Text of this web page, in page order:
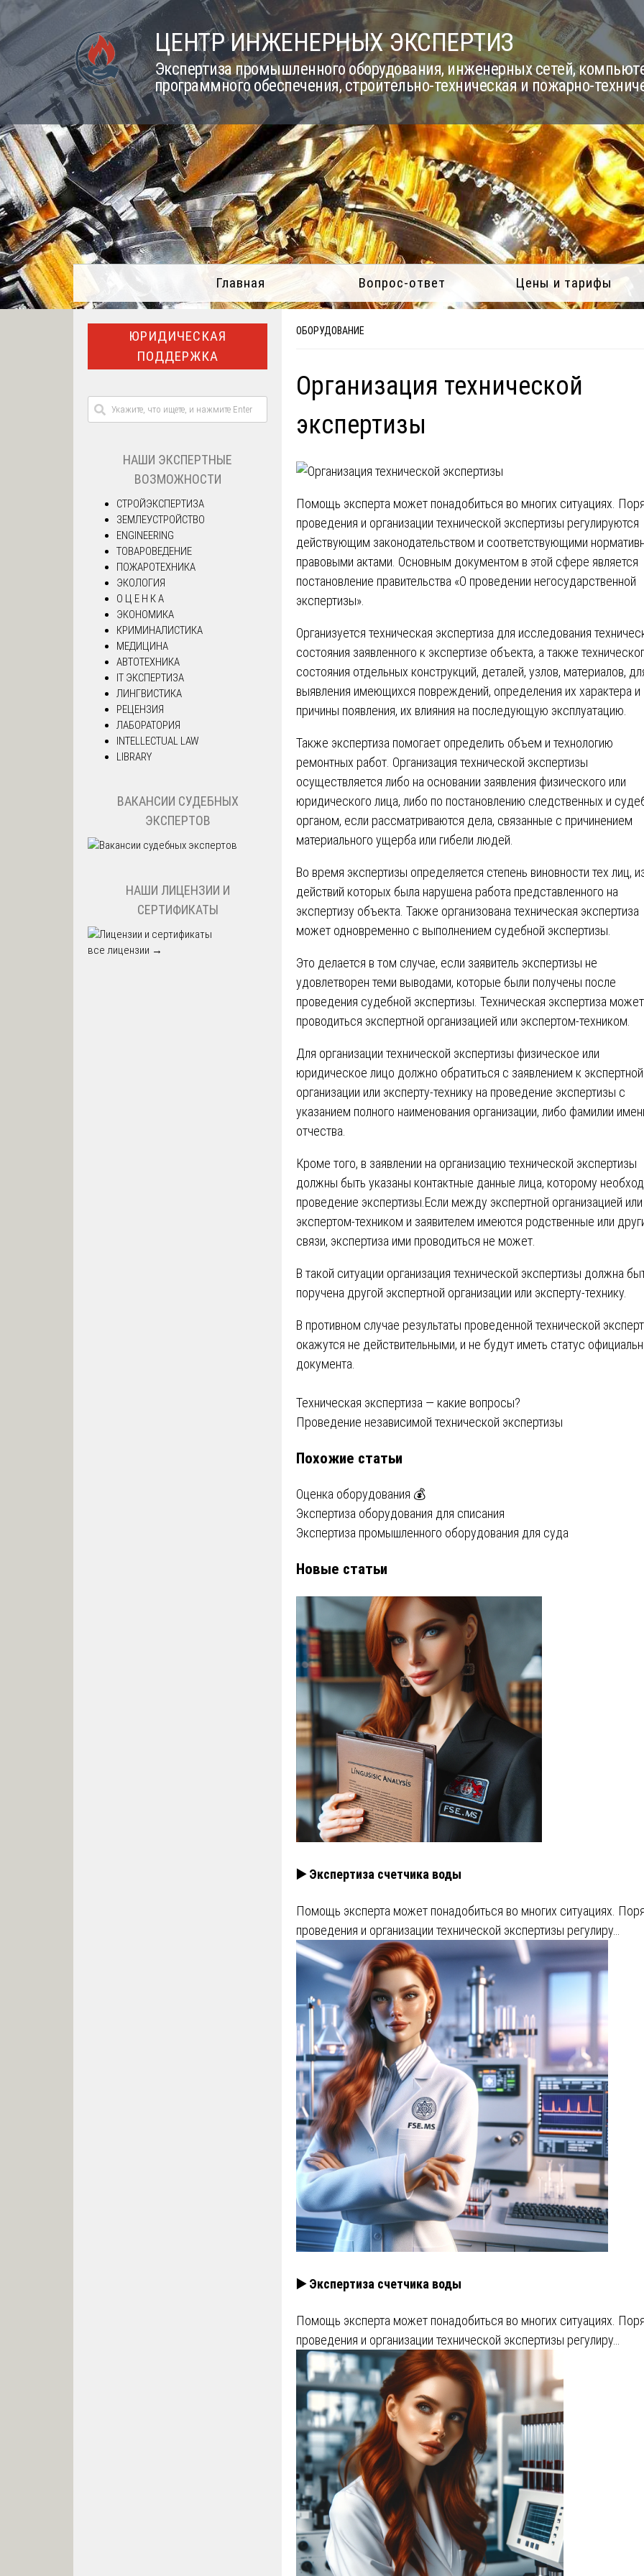
Skip
to
content
ЦЕНТР ИНЖЕНЕРНЫХ ЭКСПЕРТИЗ
Экспертиза промышленного оборудования, инженерных сетей,
программного обеспечения, строительно-техническая и пожарно-
Главная Вопрос-ответ Цены и тарифы
ОБОРУДОВАНИЕ
Организация технической
экспертизы
Помощь эксперта может понадобиться во многих ситуациях.
проведения и организации технической экспертизы регулируются
действующим законодательством и соответствующими
правовыми актами. Основным документом в этой сфере является
постановление правительства «О проведении негосударственной
экспертизы».
Организуется техническая экспертиза для исследования
состояния заявленного к экспертизе объекта, а также
состояния отдельных конструкций, деталей, узлов, материалов,
выявления имеющихся повреждений, определения их характера и
причины появления, их влияния на последующую эксплуатацию.
Также экспертиза помогает определить объем и технологию
ремонтных работ. Организация технической экспертизы
осуществляется либо на основании заявления физического или
юридического лица, либо по постановлению следственных и
органом, если рассматриваются дела, связанные с причинением
материального ущерба или гибели людей.
Во время экспертизы определяется степень виновности тех лиц,
действий которых была нарушена работа представленного на
экспертизу объекта. Также организована техническая экспертиза
может одновременно с выполнением судебной экспертизы.
Это делается в том случае, если заявитель экспертизы не
удовлетворен теми выводами, которые были получены после
проведения судебной экспертизы. Техническая экспертиза может
проводиться экспертной организацией или экспертом-техником.
Для организации технической экспертизы физическое или
юридическое лицо должно обратиться с заявлением к экспертной
организации или эксперту-технику на проведение экспертизы с
указанием полного наименования организации, либо фамилии
отчества.
Кроме того, в заявлении на организацию технической экспертизы
должны быть указаны контактные данные лица, которому
проведение экспертизы.Если между экспертной организацией или
экспертом-техником и заявителем имеются родственные или
связи, экспертиза ими проводиться не может.
В такой ситуации организация технической экспертизы должна
поручена другой экспертной организации или эксперту-технику.
В противном случае результаты проведенной технической
окажутся не действительными, и не будут иметь статус
документа.
Навигация
по
записям
Техническая экспертиза — какие вопросы?
Проведение независимой технической экспертизы
Похожие статьи
Оценка оборудования 💰
Экспертиза оборудования для списания
Экспертиза промышленного оборудования для суда
Новые статьи
▶️ Экспертиза счетчика воды
Помощь эксперта может понадобиться во многих ситуациях.
проведения и организации технической экспертизы регулиру…
▶️ Экспертиза счетчика воды
Помощь эксперта может понадобиться во многих ситуациях.
проведения и организации технической экспертизы регулиру…
ЮРИДИЧЕСКАЯ
ПОДДЕРЖКА
НАШИ ЭКСПЕРТНЫЕ
ВОЗМОЖНОСТИ
СТРОЙЭКСПЕРТИЗА
ЗЕМЛЕУСТРОЙСТВО
ENGINEERING
ТОВАРОВЕДЕНИЕ
ПОЖАРОТЕХНИКА
ЭКОЛОГИЯ
О Ц Е Н К А
ЭКОНОМИКА
КРИМИНАЛИСТИКА
МЕДИЦИНА
АВТОТЕХНИКА
IT ЭКСПЕРТИЗА
ЛИНГВИСТИКА
РЕЦЕНЗИЯ
ЛАБОРАТОРИЯ
INTELLECTUAL LAW
LIBRARY
ВАКАНСИИ СУДЕБНЫХ
ЭКСПЕРТОВ
НАШИ ЛИЦЕНЗИИ И
СЕРТИФИКАТЫ
все лицензии →